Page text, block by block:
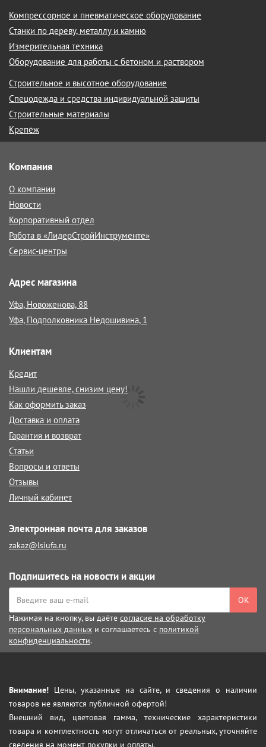
Компрессорное и пневматическое оборудование
Станки по дереву, металлу и камню
Измерительная техника
Оборудование для работы с бетоном и раствором
Строительное и высотное оборудование
Спецодежда и средства индивидуальной защиты
Строительные материалы
Крепёж
Компания
О компании
Новости
Корпоративный отдел
Работа в «ЛидерСтройИнструменте»
Сервис-центры
Адрес магазина
Уфа, Новоженова, 88
Уфа, Подполковника Недошивина, 1
Клиентам
Кредит
Нашли дешевле, снизим цену!
Как оформить заказ
Доставка и оплата
Гарантия и возврат
Статьи
Вопросы и ответы
Отзывы
Личный кабинет
Электронная почта для заказов
zakaz@lsiufa.ru
Подпишитесь на новости и акции
ОК
Нажимая на кнопку, вы даёте согласие на обработку
персональных данных и соглашаетесь с политикой
конфиденциальности.
Внимание! Цены, указанные на сайте, и сведения о наличии
товаров не являются публичной офертой!
Внешний вид, цветовая гамма, технические характеристики
товара и комплектность могут отличаться от реальных, уточняйте
сведения на момент покупки и оплаты.